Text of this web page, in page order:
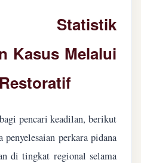
Statistik
Kasus Melalui
pencari keadilan, berikut
perkara pidana
di tingkat regional selama